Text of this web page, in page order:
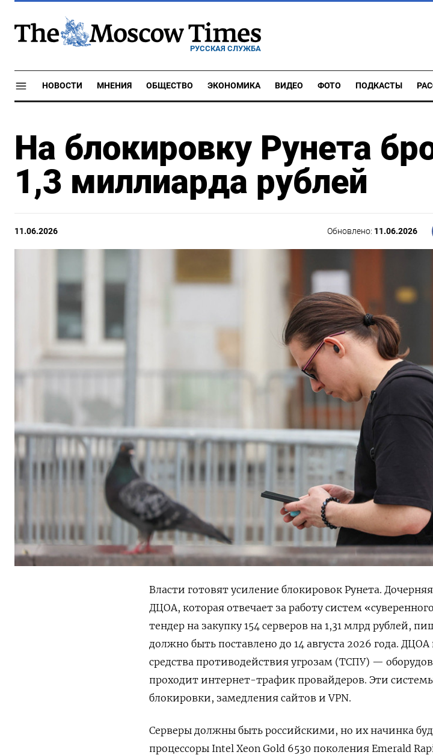
РУССКАЯ СЛУЖБА
НОВОСТИ МНЕНИЯ ОБЩЕСТВО ЭКОНОМИКА ВИДЕО ФОТО ПОДКАСТЫ
На блокировку Рунета
1,3 миллиарда рублей
11.06.2026 Обновлено: 11.06.2026
Власти готовят усиление блокировок Рунета.
ДЦОА, которая отвечает за работу систем
тендер на закупку 154 серверов на 1,31 млрд рублей,
должно быть поставлено до 14 августа 2026 года.
средства противодействия угрозам (ТСПУ) —
проходит интернет-трафик провайдеров. Эти
блокировки, замедления сайтов и VPN.
Серверы должны быть российскими, но их начинка
процессоры Intel Xeon Gold 6530 поколения Emerald